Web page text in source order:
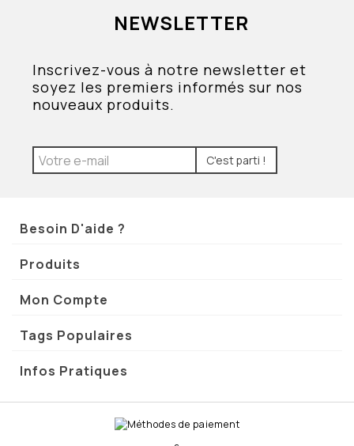
NEWSLETTER
Inscrivez-vous à notre newsletter et
soyez les premiers informés sur nos
nouveaux produits.
C'est parti !
Besoin D'aide ?
Produits
Mon Compte
Tags Populaires
Infos Pratiques